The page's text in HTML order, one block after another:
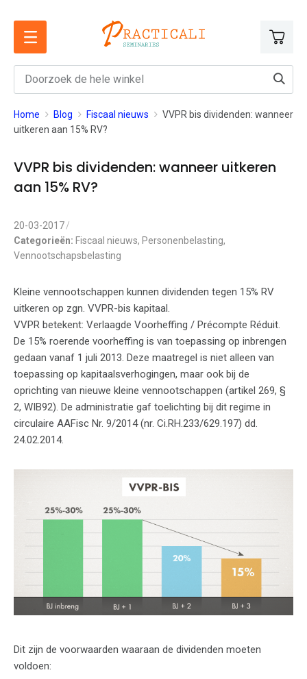
Ga
naar
inhoud
Home Blog Fiscaal nieuws
VVPR bis dividenden: wanneer
uitkeren aan 15% RV?
VVPR bis dividenden: wanneer uitkeren
aan 15% RV?
20-03-2017
Categorieën: Fiscaal nieuws, Personenbelasting,
Vennootschapsbelasting
Kleine vennootschappen kunnen dividenden tegen 15% RV
uitkeren op zgn. VVPR-bis kapitaal.
VVPR betekent: Verlaagde Voorheffing / Précompte Réduit.
De 15% roerende voorheffing is van toepassing op inbrengen
gedaan vanaf 1 juli 2013. Deze maatregel is niet alleen van
toepassing op kapitaalsverhogingen, maar ook bij de
oprichting van nieuwe kleine vennootschappen (artikel 269, §
2, WIB92). De administratie gaf toelichting bij dit regime in
circulaire AAFisc Nr. 9/2014 (nr. Ci.RH.233/629.197) dd.
24.02.2014.
Dit zijn de voorwaarden waaraan de dividenden moeten
voldoen: